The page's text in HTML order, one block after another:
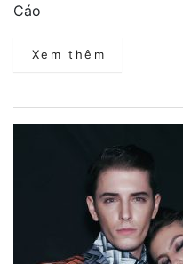
Cáo
Xem thêm